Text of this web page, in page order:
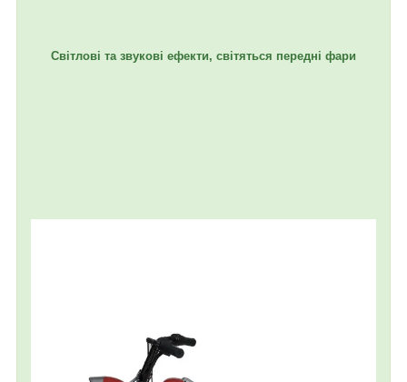
Світлові та звукові ефекти, світяться передні фари